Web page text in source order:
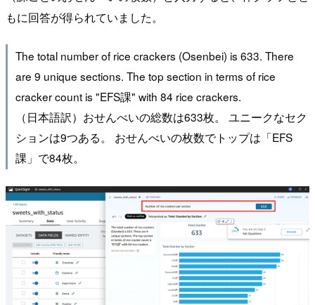
もに回答が得られていました。
The total number of rice crackers (Osenbei) is 633. There
are 9 unique sections. The top section in terms of rice
cracker count is "EFS課" with 84 rice crackers.
（日本語訳）おせんべいの総数は633枚。 ユニークなセク
ションは9つある。 おせんべいの枚数でトップは「EFS
課」で84枚。